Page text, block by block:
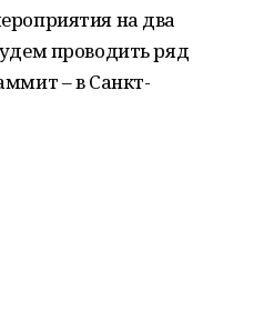
на два
проводить ряд
– в Санкт-